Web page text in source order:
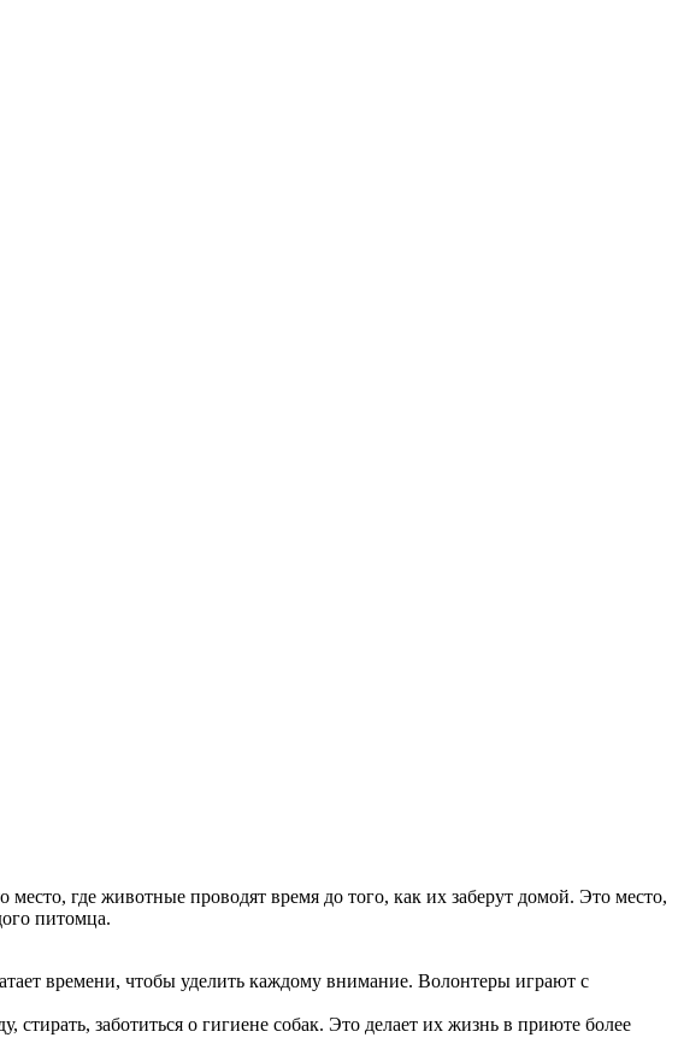
где животные проводят время до того, как их заберут домой. Это место,
питомца.
времени, чтобы уделить каждому внимание. Волонтеры играют с
заботиться о гигиене собак. Это делает их жизнь в приюте более